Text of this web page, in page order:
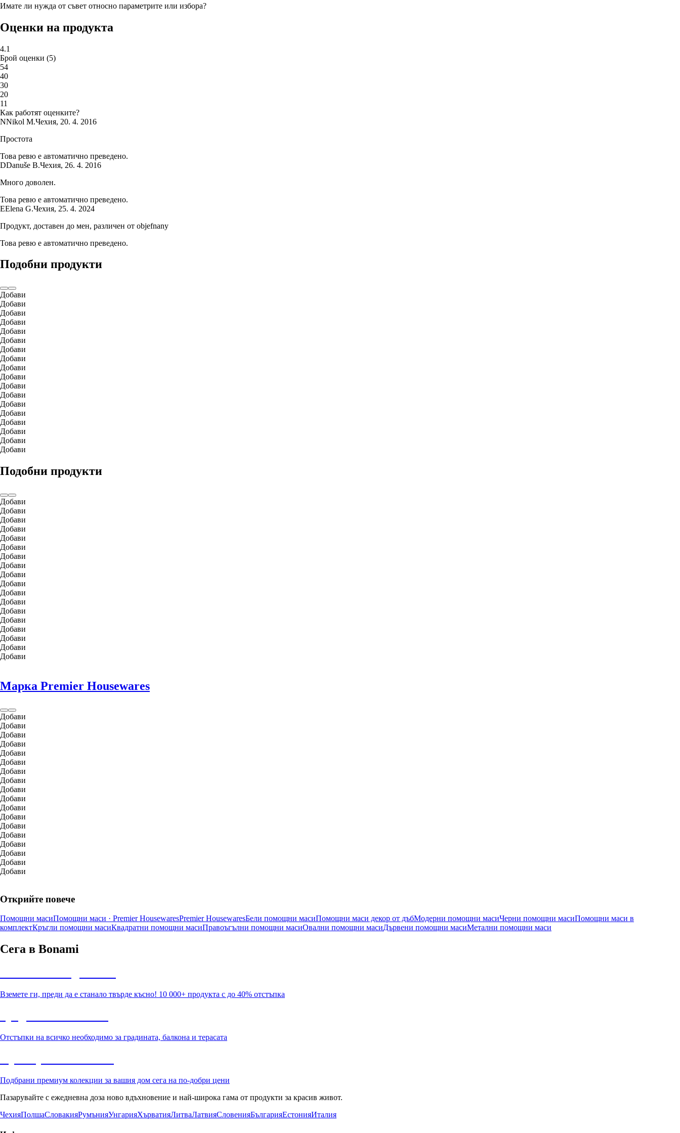
Имате ли нужда от съвет относно параметрите или избора?
Оценки на продукта
4.1
Брой оценки (5)
54
40
30
20
11
Как работят оценките?
NNikol M.Чехия, 20. 4. 2016
Простота
Това ревю е автоматично преведено.
DDanuše B.Чехия, 26. 4. 2016
Много доволен.
Това ревю е автоматично преведено.
EElena G.Чехия, 25. 4. 2024
Продукт, доставен до мен, различен от objefnany
Това ревю е автоматично преведено.
Подобни продукти
Добави
Добави
Добави
Добави
Добави
Добави
Добави
Добави
Добави
Добави
Добави
Добави
Добави
Добави
Добави
Добави
Добави
Добави
Подобни продукти
Добави
Добави
Добави
Добави
Добави
Добави
Добави
Добави
Добави
Добави
Добави
Добави
Добави
Добави
Добави
Добави
Добави
Добави
Марка Premier Housewares
Добави
Добави
Добави
Добави
Добави
Добави
Добави
Добави
Добави
Добави
Добави
Добави
Добави
Добави
Добави
Добави
Добави
Добави
Открийте повече
Помощни масиПомощни маси · Premier HousewaresPremier HousewaresБели помощни масиПомощни маси декор от дъбМодерни помощни масиЧерни помощни масиПомощни маси в
комплектКръгли помощни масиКвадратни помощни масиПравоъгълни помощни масиОвални помощни масиДървени помощни масиМетални помощни маси
Сега в Bonami
Вземете ги, преди да е станало твърде късно! 10 000+ продукта с до 40% отстъпка
Отстъпки на всичко необходимо за градината, балкона и терасата
Подбрани премиум колекции за вашия дом сега на по-добри цени
Пазарувайте с ежедневна доза ново вдъхновение и най-широка гама от продукти за красив живот.
ЧехияПолшаСловакияРумънияУнгарияХърватияЛитваЛатвияСловенияБългарияЕстонияИталия